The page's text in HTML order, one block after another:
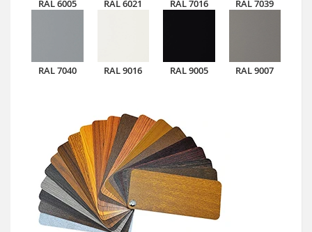
RAL 6005 RAL 6021 RAL 7016 RAL 7039
RAL 7040 RAL 9016 RAL 9005 RAL 9007